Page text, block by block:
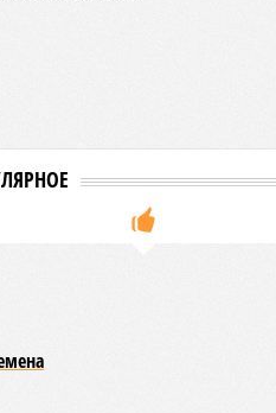
в Индии,
Что характерно, Россию и
не затрагивали,
массовый голод и
чумы (200 млн
оценкам, от 17,4 до
A-Z Animals,
научных исследованиях и
свой список
стихийных бедствий,
сейчас, в XXI